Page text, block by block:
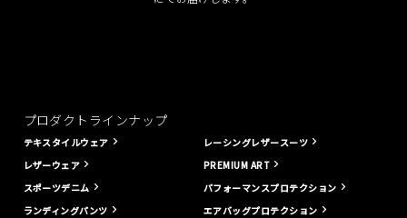
プロダクトラインナップ
テキスタイルウェア
レザーウェア
スポーツデニム
ランディングパンツ
レーシングレザースーツ
PREMIUM ART
パフォーマンスプロテクション
エアバッグプロテクション